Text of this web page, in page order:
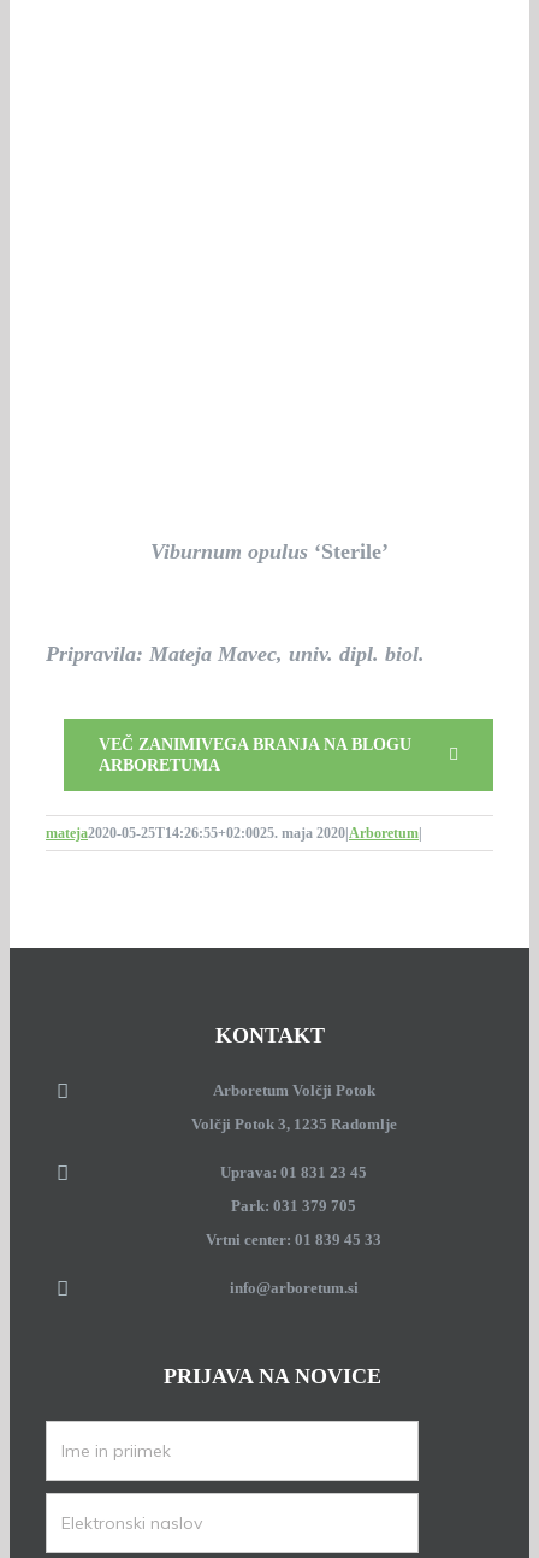
Viburnum opulus ‘Sterile’
Pripravila: Mateja Mavec, univ. dipl. biol.
VEČ ZANIMIVEGA BRANJA NA BLOGU
ARBORETUMA
mateja2020-05-25T14:26:55+02:0025. maja 2020 Arboretum
KONTAKT
Arboretum Volčji Potok
Volčji Potok 3, 1235 Radomlje
Uprava: 01 831 23 45
Park: 031 379 705
Vrtni center: 01 839 45 33
info@arboretum.si
PRIJAVA NA NOVICE